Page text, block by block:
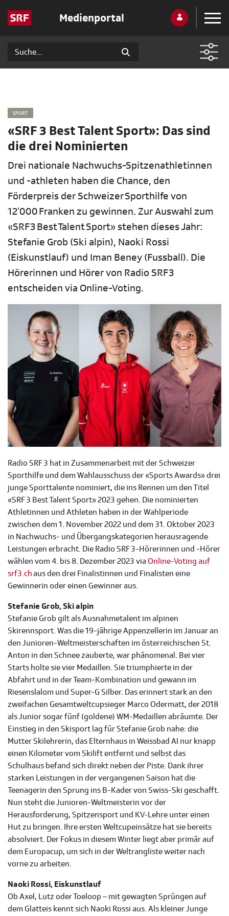
Medienportal
SPORT
«SRF 3 Best Talent Sport»: Das sind
die drei Nominierten
Drei nationale Nachwuchs-Spitzenathletinnen
und -athleten haben die Chance, den
Förderpreis der Schweizer Sporthilfe von
12’000 Franken zu gewinnen. Zur Auswahl zum
«SRF 3 Best Talent Sport» stehen dieses Jahr:
Stefanie Grob (Ski alpin), Naoki Rossi
(Eiskunstlauf) und Iman Beney (Fussball). Die
Hörerinnen und Hörer von Radio SRF 3
entscheiden via Online-Voting.
Radio SRF 3 hat in Zusammenarbeit mit der Schweizer
Sporthilfe und dem Wahlausschuss der «Sports Awards» drei
junge Sporttalente nominiert, die ins Rennen um den Titel
«SRF 3 Best Talent Sport» 2023 gehen. Die nominierten
Athletinnen und Athleten haben in der Wahlperiode
zwischen dem 1. November 2022 und dem 31. Oktober 2023
in Nachwuchs- und Übergangskategorien herausragende
Leistungen erbracht. Die Radio SRF 3-Hörerinnen und -Hörer
wählen vom 4. bis 8. Dezember 2023 via Online-Voting auf
srf3.chaus den drei Finalistinnen und Finalisten eine
Gewinnerin oder einen Gewinner aus.
Stefanie Grob, Ski alpin
Stefanie Grob gilt als Ausnahmetalent im alpinen
Skirennsport. Was die 19-jährige Appenzellerin im Januar an
den Junioren-Weltmeisterschaften im österreichischen St.
Anton in den Schnee zauberte, war phänomenal. Bei vier
Starts holte sie vier Medaillen. Sie triumphierte in der
Abfahrt und in der Team-Kombination und gewann im
Riesenslalom und Super-G Silber. Das erinnert stark an den
zweifachen Gesamtweltcupsieger Marco Odermatt, der 2018
als Junior sogar fünf (goldene) WM-Medaillen abräumte. Der
Einstieg in den Skisport lag für Stefanie Grob nahe: die
Mutter Skilehrerin, das Elternhaus in Weissbad AI nur knapp
einen Kilometer vom Skilift entfernt und selbst das
Schulhaus befand sich direkt neben der Piste. Dank ihrer
starken Leistungen in der vergangenen Saison hat die
Teenagerin den Sprung ins B-Kader von Swiss-Ski geschafft.
Nun steht die Junioren-Weltmeisterin vor der
Herausforderung, Spitzensport und KV-Lehre unter einen
Hut zu bringen. Ihre ersten Weltcupeinsätze hat sie bereits
absolviert. Der Fokus in diesem Winter liegt aber primär auf
dem Europacup, um sich in der Weltrangliste weiter nach
vorne zu arbeiten.
Naoki Rossi, Eiskunstlauf
Ob Axel, Lutz oder Toeloop – mit gewagten Sprüngen auf
dem Glatteis kennt sich Naoki Rossi aus. Als kleiner Junge